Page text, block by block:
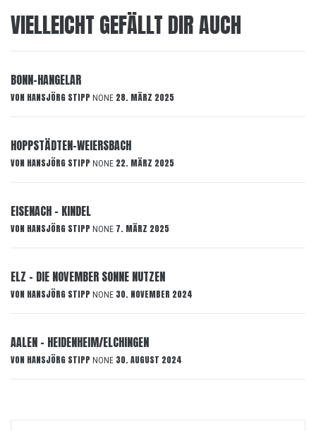
VIELLEICHT GEFÄLLT DIR AUCH
BONN-HANGELAR
VON HANSJÖRG STIPP NONE 28. MÄRZ 2025
HOPPSTÄDTEN-WEIERSBACH
VON HANSJÖRG STIPP NONE 22. MÄRZ 2025
EISENACH – KINDEL
VON HANSJÖRG STIPP NONE 7. MÄRZ 2025
ELZ – DIE NOVEMBER SONNE NUTZEN
VON HANSJÖRG STIPP NONE 30. NOVEMBER 2024
AALEN – HEIDENHEIM/ELCHINGEN
VON HANSJÖRG STIPP NONE 30. AUGUST 2024